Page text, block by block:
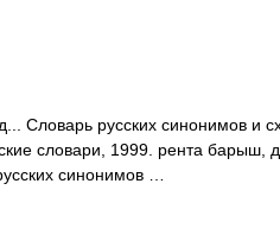
Словарь русских синонимов и
словари, 1999. рента барыш,
синонимов …